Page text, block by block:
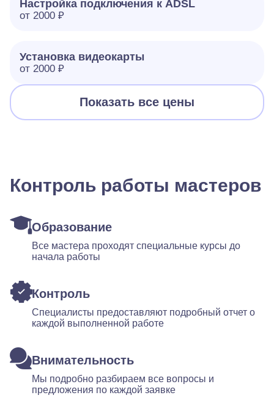
Настройка подключения к ADSL
от 2000 ₽
Установка видеокарты
от 2000 ₽
Показать все цены
Контроль работы мастеров
Образование
Все мастера проходят специальные курсы до
начала работы
Контроль
Специалисты предоставляют подробный отчет о
каждой выполненной работе
Внимательность
Мы подробно разбираем все вопросы и
предложения по каждой заявке